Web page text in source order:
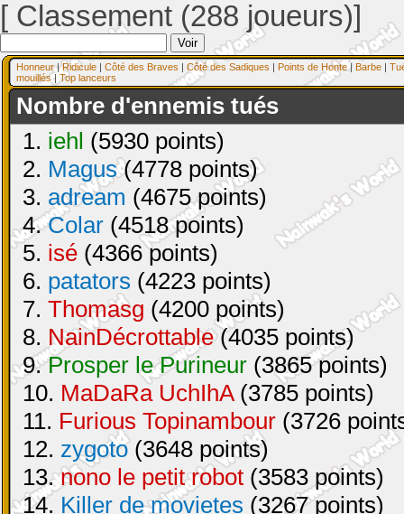
[ Classement (288 joueurs)]
Honneur|Ridicule | Côté des Braves | Côté des Sadiques | Points de Honte| Barbe |
mouillés| Top lanceurs
Nombre d'ennemis tués
1. iehl (5930 points)
2. Magus(4778 points)
3. adream (4675 points)
4.Colar (4518 points)
5. isé (4366 points)
6. patators (4223 points)
7. Thomasg (4200 points)
8. NainDécrottable(4035 points)
9.Prosper le Purineur (3865 points)
10. MaDaRa UchIhA(3785 points)
11. Furious Topinambour (3726
12. zygoto(3648 points)
13.nono le petit robot (3583 points)
14. Killer de movietes (3267 points)